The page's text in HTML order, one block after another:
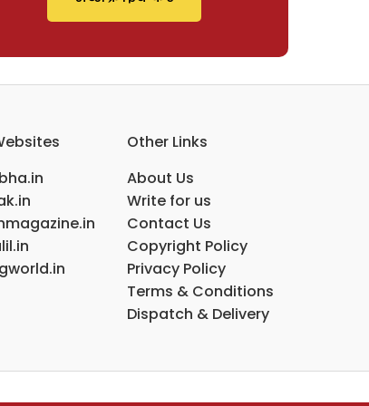
Other Links
About Us
Write for us
Contact Us
Copyright Policy
Privacy Policy
Terms & Conditions
Dispatch & Delivery